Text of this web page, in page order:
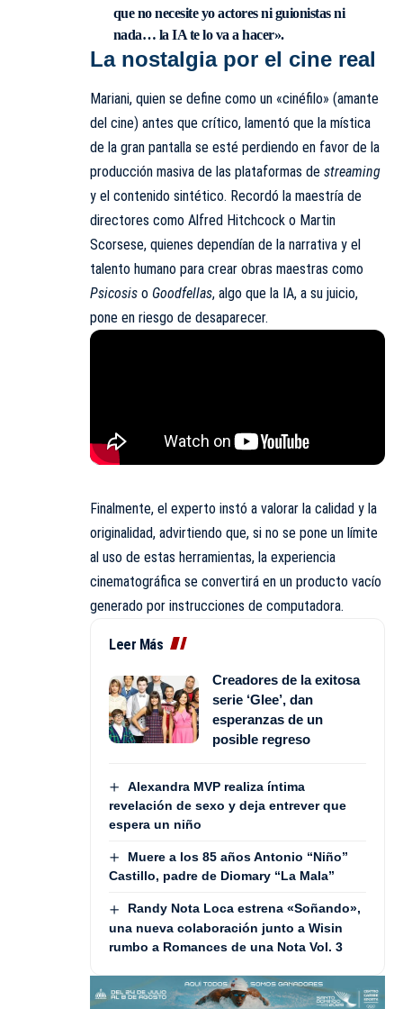
que no necesite yo actores ni guionistas ni
nada… la IA te lo va a hacer».
La nostalgia por el cine real
Mariani, quien se define como un «cinéfilo» (amante
del cine) antes que crítico, lamentó que la mística
de la gran pantalla se esté perdiendo en favor de la
producción masiva de las plataformas de streaming
y el contenido sintético. Recordó la maestría de
directores como Alfred Hitchcock o Martin
Scorsese, quienes dependían de la narrativa y el
talento humano para crear obras maestras como
Psicosis o Goodfellas, algo que la IA, a su juicio,
pone en riesgo de desaparecer.
Finalmente, el experto instó a valorar la calidad y la
originalidad, advirtiendo que, si no se pone un límite
al uso de estas herramientas, la experiencia
cinematográfica se convertirá en un producto vacío
generado por instrucciones de computadora.
Leer Más
Creadores de la exitosa
serie ‘Glee’, dan
esperanzas de un
posible regreso
Alexandra MVP realiza íntima
revelación de sexo y deja entrever que
espera un niño
Muere a los 85 años Antonio “Niño”
Castillo, padre de Diomary “La Mala”
Randy Nota Loca estrena «Soñando»,
una nueva colaboración junto a Wisin
rumbo a Romances de una Nota Vol. 3